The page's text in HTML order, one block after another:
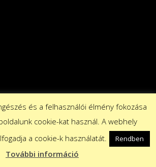
és a felhasználói élmény fokozása
cookie-kat használ. A webhely
a cookie-k használatát.
Rendben
További információ